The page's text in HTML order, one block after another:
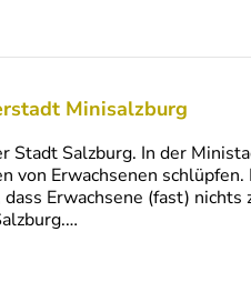
Minisalzburg
Stadt Salzburg. In der
von Erwachsenen
Erwachsene (fast) nichts